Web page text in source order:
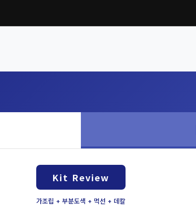
Kit Review
가조립 + 부분도색 + 먹선 + 데칼